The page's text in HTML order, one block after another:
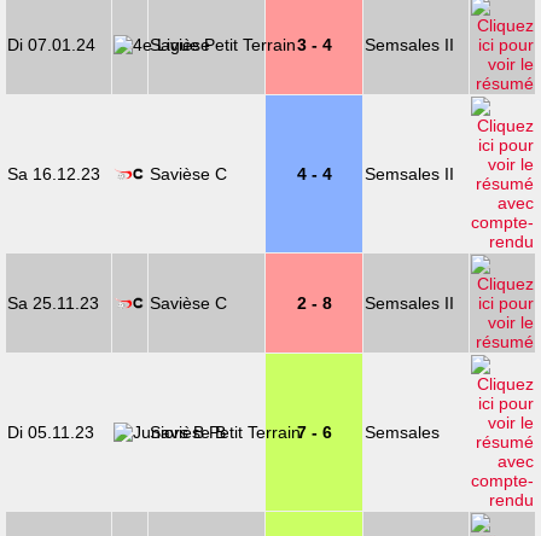
Di 07.01.24 Savièse 3 - 4 Semsales II
Sa 16.12.23 Savièse C 4 - 4 Semsales II
Sa 25.11.23 Savièse C 2 - 8 Semsales II
Di 05.11.23 Savièse B 7 - 6 Semsales